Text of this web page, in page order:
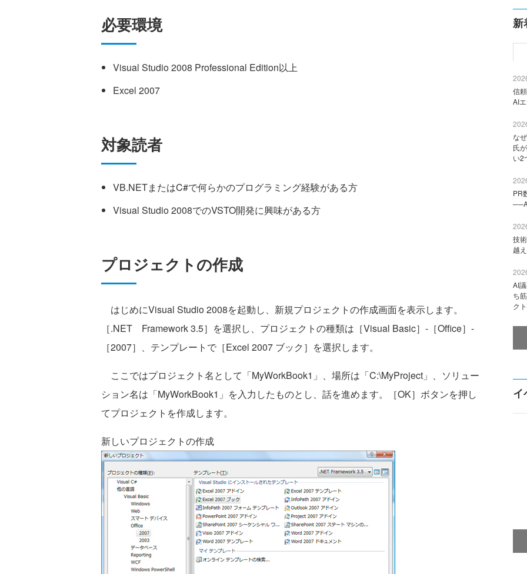
必要環境
Visual Studio 2008 Professional Edition以上
Excel 2007
対象読者
VB.NETまたはC#で何らかのプログラミング経験がある方
Visual Studio 2008でのVSTO開発に興味がある方
プロジェクトの作成
はじめにVisual Studio 2008を起動し、新規プロジェクトの作成画面を表示します。
［.NET Framework 3.5］を選択し、プロジェクトの種類は［Visual Basic］-［Office］-
［2007］、テンプレートで［Excel 2007 ブック］を選択します。
ここではプロジェクト名として「MyWorkBook1」、場所は「C:\MyProject」、ソリュー
ション名は「MyWorkBook1」を入力したものとし、話を進めます。［OK］ボタンを押し
てプロジェクトを作成します。
新しいプロジェクトの作成
新
信
AI
な
氏
い2
PR
技
越
AI
ち
ク
イ